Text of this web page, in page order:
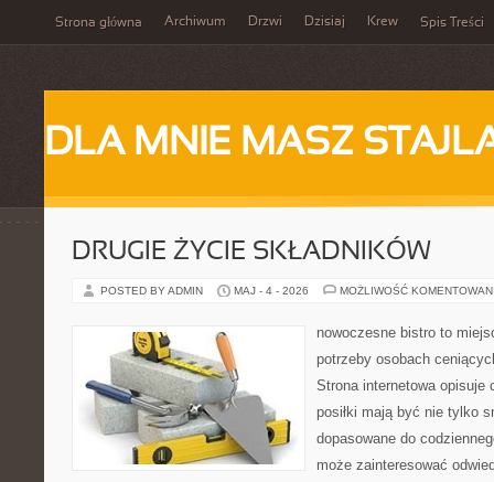
Strona główna Archiwum Drzwi Dzisiaj Krew Spis Treści
DLA MNIE MASZ
DRUGIE ŻYCIE SKŁADNIKÓW
POSTED BY ADMIN MAJ - 4 - 2026 MOŻLIWOŚĆ
nowoczesne bistro to
potrzeby osobach
Strona internetowa opisuje
posiłki mają być nie tylko
dopasowane do
może zainteresować